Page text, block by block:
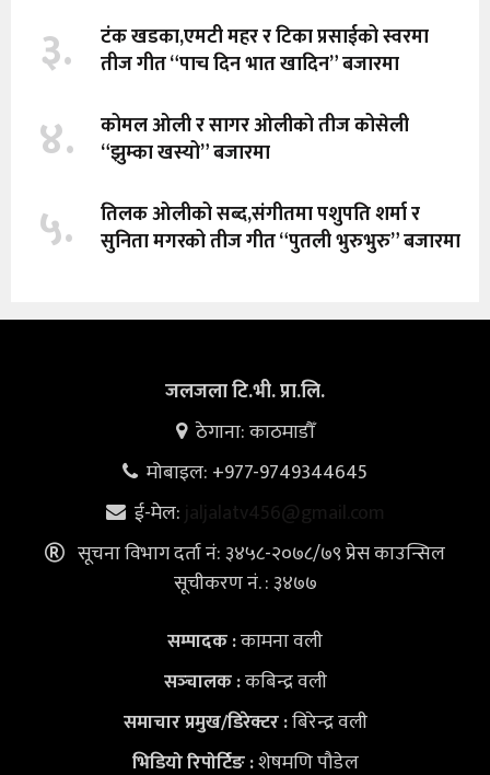
३.
टंक खडका,एमटी महर र टिका प्रसाईको स्वरमा
तीज गीत “पाच दिन भात खादिन” बजारमा
४.
कोमल ओली र सागर ओलीको तीज कोसेली
“झुम्का खस्यो” बजारमा
५.
तिलक ओलीको सब्द,संगीतमा पशुपति शर्मा र
सुनिता मगरको तीज गीत “पुतली भुरुभुरु” बजारमा
जलजला टि.भी. प्रा.लि.
ठेगाना: काठमाडौँ
मोबाइल: +977-9749344645
ई-मेल: jaljalatv456@gmail.com
सूचना विभाग दर्ता नं: ३४५८-२०७८/७९ प्रेस काउन्सिल
सूचीकरण नं. : ३४७७
सम्पादक :कामना वली
सञ्‍चालक :कबिन्द्र वली
समाचार प्रमुख/डिरेक्टर :बिरेन्द्र वली
भिडियोरिपोर्टिङ :शेषमणि पौडेल